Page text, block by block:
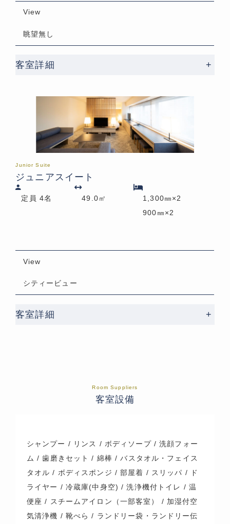
View
眺望無し
客室詳細 +
Junior Suite
ジュニアスイート
定員 4名 49.0㎡
1,300㎜×2
900㎜×2
View
シティービュー
客室詳細 +
Room Suppliers
客室設備
シャンプー / リンス / ボディソープ / 洗顔フォー
ム / 歯磨きセット / 綿棒 / バスタオル・フェイス
タオル / ボディスポンジ / 部屋着 / スリッパ / ド
ライヤー / 冷蔵庫(中身空) / 洗浄機付トイレ / 温
便座 / スチームアイロン（一部客室） / 加湿付空
気清浄機 / 靴べら / ランドリー袋・ランドリー伝